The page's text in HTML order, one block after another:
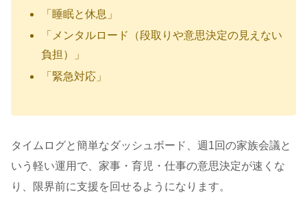
「睡眠と休息」
「メンタルロード（段取りや意思決定の見えない
負担）」
「緊急対応」
タイムログと簡単なダッシュボード、週1回の家族会議と
いう軽い運用で、家事・育児・仕事の意思決定が速くな
り、限界前に支援を回せるようになります。